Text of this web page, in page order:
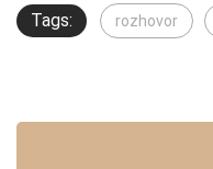
Tags: rozhovor